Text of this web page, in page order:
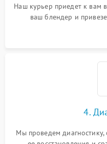
Наш курьер приедет к вам
ваш блендер и
4.
Мы проведем